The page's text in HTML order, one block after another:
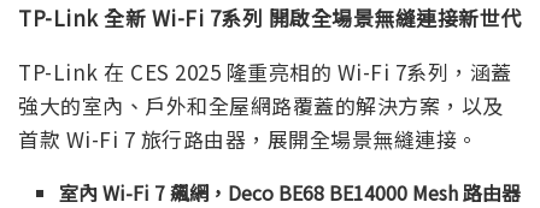
TP-Link 全新 Wi-Fi 7系列 開啟全場景無縫連接新世代
TP-Link 在 CES 2025 隆重亮相的 Wi-Fi 7系列，涵蓋
強大的室內、戶外和全屋網路覆蓋的解決方案，以及
首款 Wi-Fi 7 旅行路由器，展開全場景無縫連接。
室內 Wi-Fi 7 飆網，Deco BE68 BE14000 Mesh 路由器